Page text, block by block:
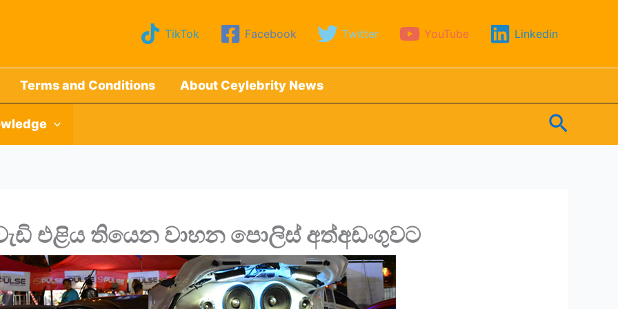
TikTok Facebook Twitter YouTube Linkedin
Terms and Conditions About Ceylebrity News
Search
වැඩි එළිය තියෙන වාහන පොලිස් අත්අඩංගුවට